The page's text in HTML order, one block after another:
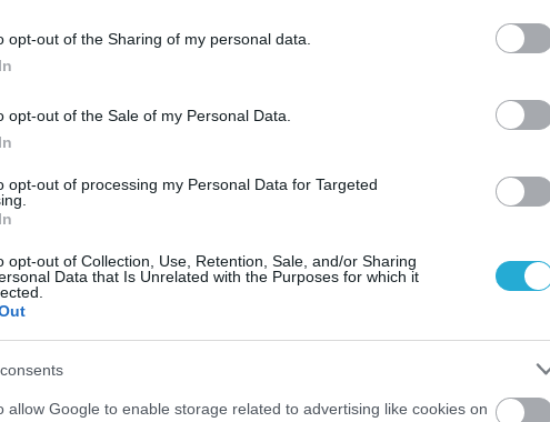
opt-out of the Sharing of my personal data.
opt-out of the Sale of my Personal Data.
opt-out of processing my Personal Data for Targeted
opt-out of Collection, Use, Retention, Sale, and/or Sharing
Data that Is Unrelated with the Purposes for which it
allow Google to enable storage related to advertising like cookies on
Λαμπερή παρουσίαση του Εθνικού Αλεξ/πολης
παρουσίασε τους αθλητές της για την αγωνιστική περίοδο 2016-2017 και
τη φανέλα με την οποία θα μάχεται στους αγώνες της φετινής σεζόν.